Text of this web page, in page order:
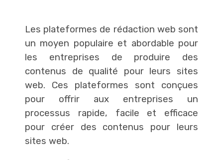
Les plateformes de rédaction web sont
un moyen populaire et abordable pour
les entreprises de produire des
contenus de qualité pour leurs sites
web. Ces plateformes sont conçues
pour offrir aux entreprises un
processus rapide, facile et efficace
pour créer des contenus pour leurs
sites web.